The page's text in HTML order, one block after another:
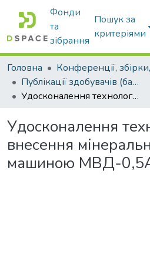
Фонди
та
зібрання
Пошук за
критеріями
Головна
Публікації здобувачів (бакалаврів. магістрів, аспірантів)
Удосконалення технології внесення мінеральних добрив машиною МВД-0,5АМ
Удосконалення
внесення
машиною МВД-